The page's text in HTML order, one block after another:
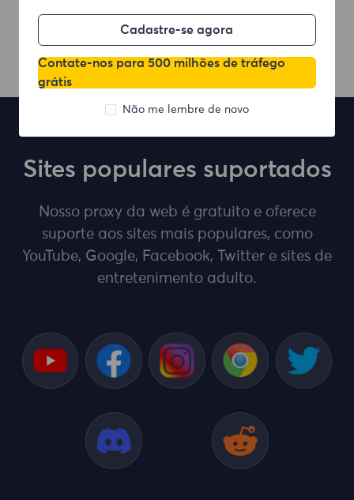
Sites populares suportados
Nosso proxy da web é gratuito e oferece
suporte aos sites mais populares, como
YouTube, Google, Facebook, Twitter e sites de
entretenimento adulto.
Cadastre-se agora
Contate-nos para 500 milhões de tráfego
grátis
Não me lembre de novo